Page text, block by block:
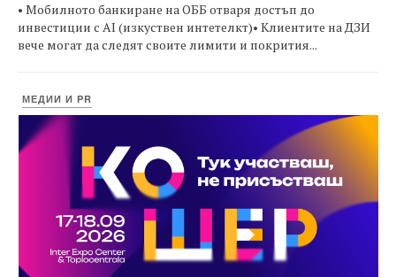
• Мобилното банкиране на ОББ отваря достъп до
инвестиции с AI (изкуствен интетелкт)• Клиентите на ДЗИ
вече могат да следят своите лимити и покрития...
МЕДИИ И PR